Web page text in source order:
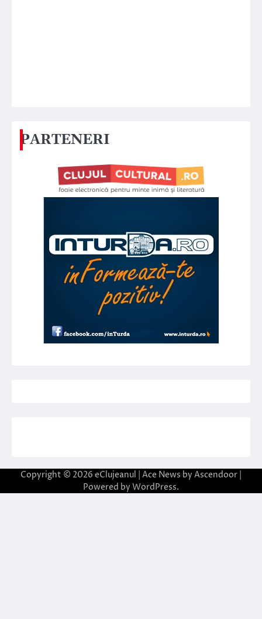
PARTENERI
Copyright © 2026 eClujeanul | Ace News by Ascendoor
Powered by WordPress.